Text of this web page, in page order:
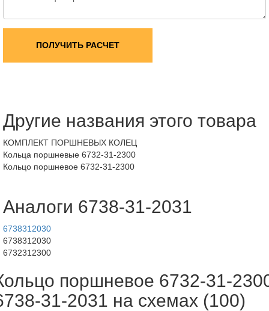
ПОЛУЧИТЬ РАСЧЕТ
Другие названия этого товара
КОМПЛЕКТ ПОРШНЕВЫХ КОЛЕЦ
Кольца поршневые 6732-31-2300
Кольцо поршневое 6732-31-2300
Аналоги 6738-31-2031
6738312030
6738312030
6732312300
поршневое 6732-31-
31-2031 на схемах (100)